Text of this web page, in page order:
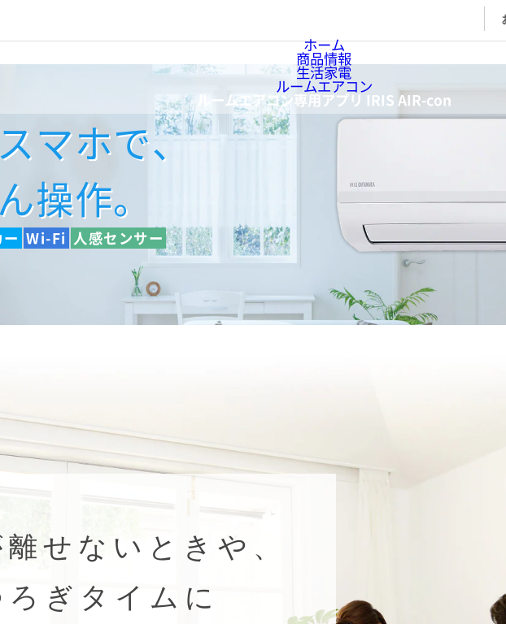
ホーム
商品情報
生活家電
ルームエアコン
ルームエアコン専用アプリ IRIS AIR-con
マホで、
操作。
Wi-Fi 人感センサー
せないときや、
ろぎタイムに